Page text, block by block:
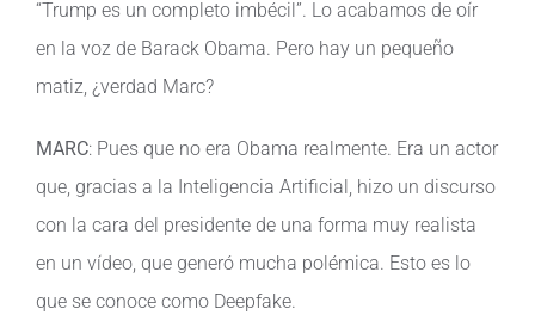
“Trump es un completo imbécil”. Lo acabamos de oír
en la voz de Barack Obama. Pero hay un pequeño
matiz, ¿verdad Marc?
MARC: Pues que no era Obama realmente. Era un actor
que, gracias a la Inteligencia Artificial, hizo un discurso
con la cara del presidente de una forma muy realista
en un vídeo, que generó mucha polémica. Esto es lo
que se conoce como Deepfake.